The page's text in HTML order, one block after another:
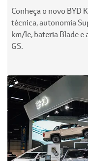
Conheça o novo BYD
técnica, autonomia
km/le, bateria Blade e
GS.